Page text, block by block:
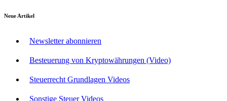
Neue Artikel
Newsletter abonnieren
Besteuerung von Kryptowährungen (Video)
Steuerrecht Grundlagen Videos
Sonstige Steuer Videos